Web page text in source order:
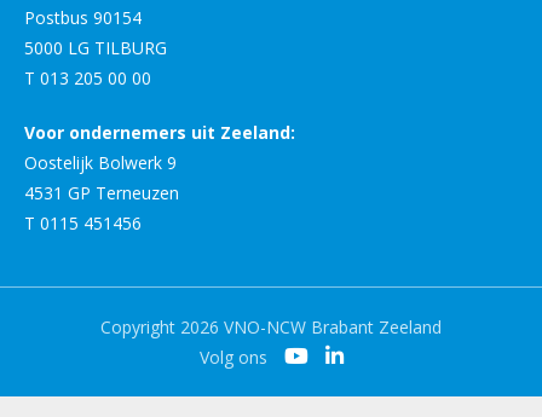
Postbus 90154
5000 LG TILBURG
T 013 205 00 00
Voor ondernemers uit Zeeland:
Oostelijk Bolwerk 9
4531 GP Terneuzen
T 0115 451456
Copyright 2026 VNO-NCW Brabant Zeeland
Volg ons